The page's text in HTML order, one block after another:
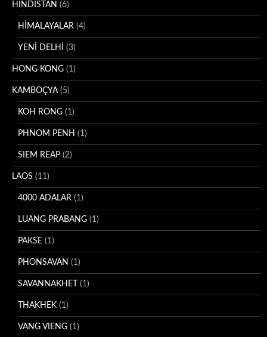
HİNDİSTAN (6)
HİMALAYALAR (4)
YENİ DELHİ (3)
HONG KONG (1)
KAMBOÇYA(5)
KOH RONG (1)
PHNOM PENH (1)
SIEM REAP (2)
LAOS (11)
4000 ADALAR (1)
LUANG PRABANG (1)
PAKSE (1)
PHONSAVAN (1)
SAVANNAKHET (1)
THAKHEK (1)
VANG VIENG (1)